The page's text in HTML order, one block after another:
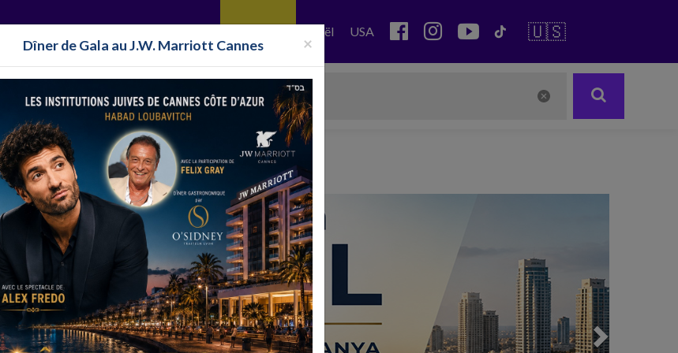
Israël USA 🇺🇸
×
Dîner de Gala au J.W. Marriott Cannes